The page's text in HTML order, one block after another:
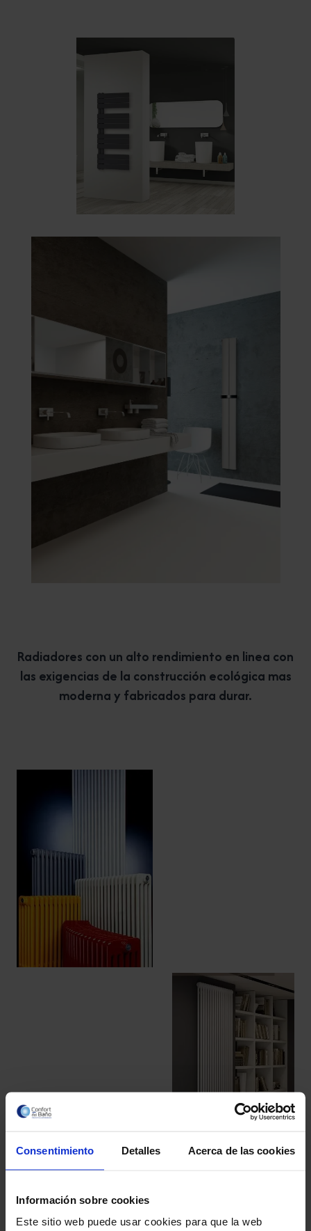
Consentimiento Detalles Acerca de las cookies
Información sobre cookies
Este sitio web puede usar cookies para que la web
Radiadores con un alto rendimiento en linea con
las exigencias de la construcción ecológica mas
moderna y fabricados para durar.